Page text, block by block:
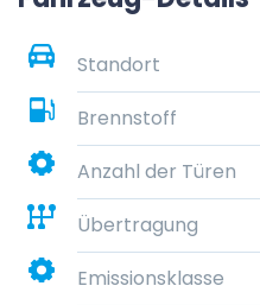
Standort
Brennstoff
Anzahl der Türen
Übertragung
Emissionsklasse